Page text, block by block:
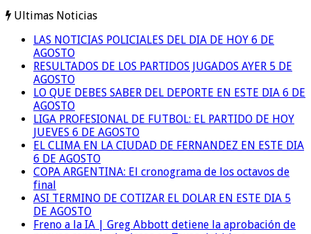
Ultimas Noticias
LAS NOTICIAS POLICIALES DEL DIA DE HOY 6 DE
AGOSTO
RESULTADOS DE LOS PARTIDOS JUGADOS AYER 5 DE
AGOSTO
LO QUE DEBES SABER DEL DEPORTE EN ESTE DIA 6 DE
AGOSTO
LIGA PROFESIONAL DE FUTBOL: EL PARTIDO DE HOY
JUEVES 6 DE AGOSTO
EL CLIMA EN LA CIUDAD DE FERNANDEZ EN ESTE DIA
6 DE AGOSTO
COPA ARGENTINA: El cronograma de los octavos de
final
ASI TERMINO DE COTIZAR EL DOLAR EN ESTE DIA 5
DE AGOSTO
Freno a la IA | Greg Abbott detiene la aprobación de